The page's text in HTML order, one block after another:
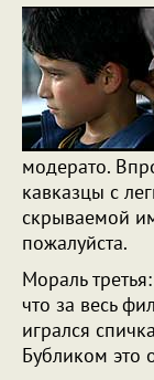
модерато.
кавказцы с
скрываемой
пожалуйста.
Мораль
что за весь
игрался
Бубликом это